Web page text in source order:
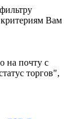
Вам
на почту с
торгов",